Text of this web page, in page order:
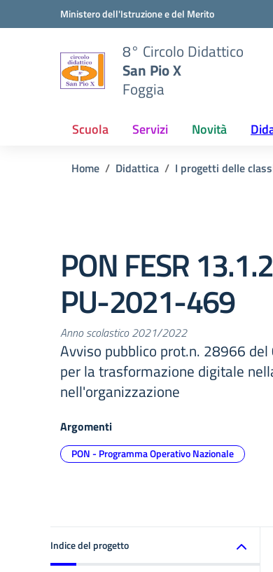
Vai ai contenuti
Vai al menu di navigazioneMinistero dell'Istruzione e del Merito
8° Circolo Didattico
San Pio X
Foggia
Scuola Servizi Novità
Home Didattica I progetti delle
PON FESR
PU-2021-469
Anno scolastico 2021/2022
Avviso pubblico prot.n. 28966
per la trasformazione digitale
nell'organizzazione
Argomenti
PON - Programma Operativo Nazionale
Indice del progetto